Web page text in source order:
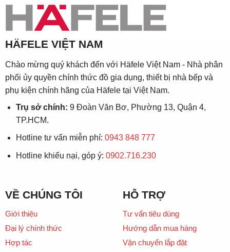
HÄFELE VIỆT NAM
Chào mừng quý khách đến với Häfele Việt Nam - Nhà phân
phối ủy quyền chính thức đồ gia dụng, thiết bị nhà bếp và
phụ kiện chính hãng của Häfele tại Việt Nam.
Trụ sở chính: 9 Đoàn Văn Bơ, Phường 13, Quận 4,
TP.HCM.
Hotline tư vấn miễn phí: 0943 848 777
Hotline khiếu nại, góp ý: 0902.716.230
VỀ CHÚNG TÔI
Giới thiệu
Đại lý chính thức
Hợp tác
HỖ TRỢ
Tư vấn tiêu dùng
Hướng dẫn mua hàng
Vận chuyển lắp đặt